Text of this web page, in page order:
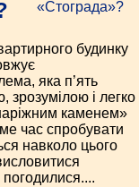
будинку
яка п’ять
зрозумілою і легко
каменем»
час спробувати
навколо цього